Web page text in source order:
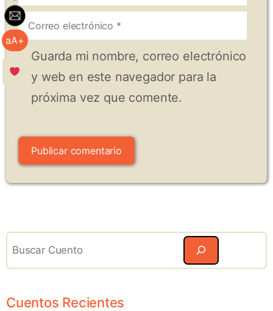
aA+
Correo
electrónico
Guarda mi nombre, correo electrónico
y web en este navegador para la
próxima vez que comente.
Cuentos Recientes